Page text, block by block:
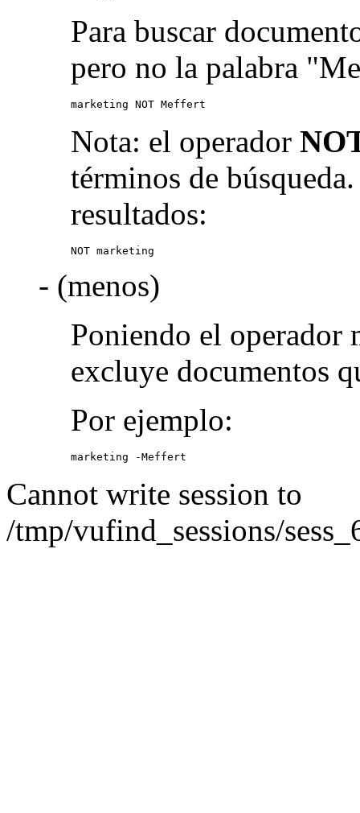
Para buscar
pero no la palabra
marketing NOT Meffert
Nota: el operador
términos de
resultados:
NOT marketing
- (menos)
Poniendo el operador
excluye documentos
Por ejemplo:
marketing -Meffert
Cannot write session to
/tmp/vufind_sessions/